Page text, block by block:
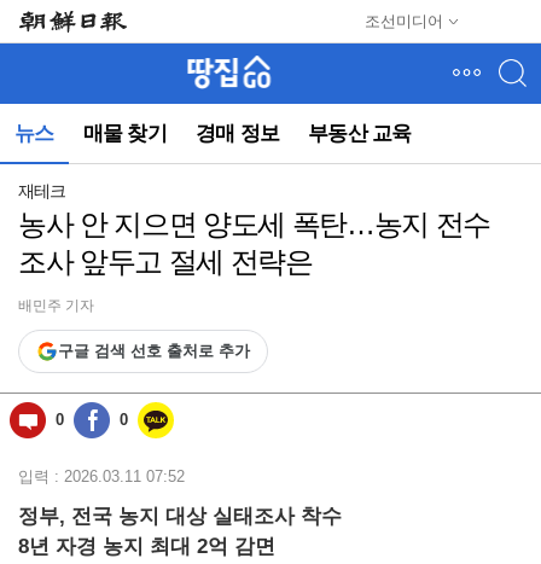
조선미디어
뉴스 매물 찾기 경매 정보 부동산 교육
뉴
(컨
동)
재테크
농사 안 지으면 양도세 폭탄…농지 전수
조사 앞두고 절세 전략은
배민주 기자
구글 검색 선호 출처로 추가
0 0
입력 : 2026.03.11 07:52
정부, 전국 농지 대상 실태조사 착수
8년 자경 농지 최대 2억 감면